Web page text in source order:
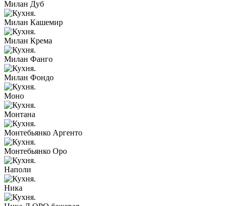
Милан Дуб
Милан Кашемир
Милан Крема
Милан Фанго
Милан Фондо
Моно
Монтана
Монтебьянко Аргенто
Монтебьянко Оро
Наполи
Ника